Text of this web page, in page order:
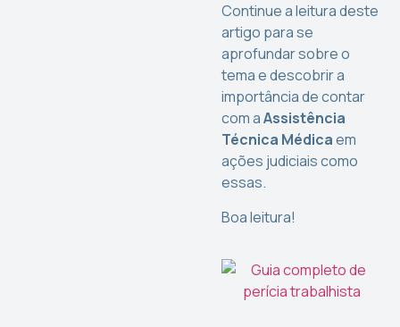
Continue a leitura deste
artigo para se
aprofundar sobre o
tema e descobrir a
importância de contar
com aAssistência
Técnica Médicaem
ações judiciais como
essas.
Boa leitura!